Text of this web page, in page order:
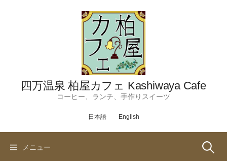
四万温泉 柏屋カフェ Kashiwaya Cafe
コーヒー、ランチ、手作りスイーツ
日本語 English
メニュー 検